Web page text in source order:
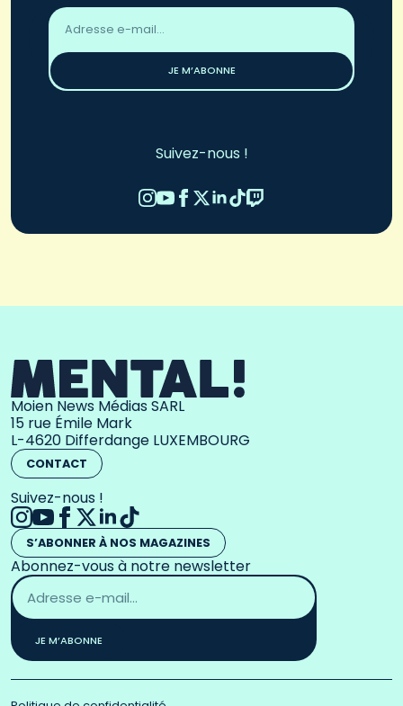
Adresse
email
JE M’ABONNE
Suivez-nous !
Moien News Médias SARL
15 rue Émile Mark
L-4620 Differdange LUXEMBOURG
CONTACT
Suivez-nous !
S’ABONNER À NOS MAGAZINES
Abonnez-vous à notre newsletter
Adresse
email
*
JE M’ABONNE